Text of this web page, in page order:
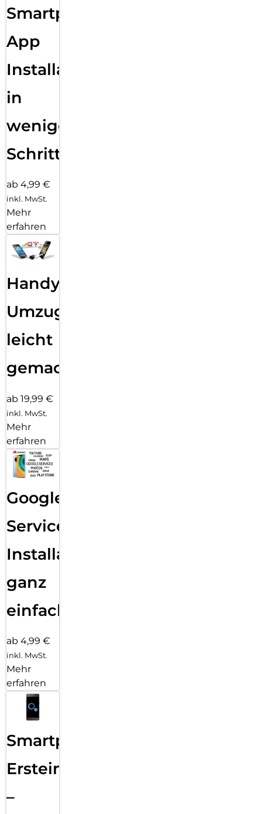
Smartphone
App
Installation
in
wenigen
Schritten
ab 4,99 €
inkl. MwSt.
Mehr
erfahren
Handy
Umzug
leicht
gemacht!
ab 19,99 €
inkl. MwSt.
Mehr
erfahren
Google
Services
Installation
ganz
einfach
ab 4,99 €
inkl. MwSt.
Mehr
erfahren
Smartphone
Ersteinrichtung
–